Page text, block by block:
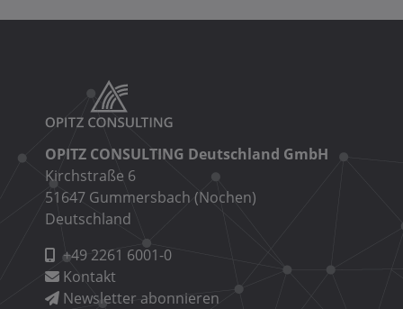
OPITZ CONSULTING Deutschland GmbH
Kirchstraße 6
51647 Gummersbach (Nochen)
Deutschland
+49 2261 6001-0
Kontakt
Newsletter abonnieren